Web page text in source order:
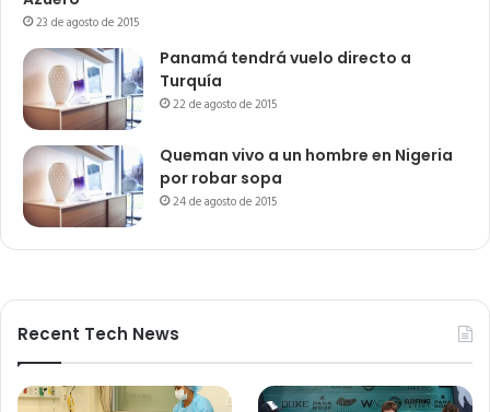
23 de agosto de 2015
Panamá tendrá vuelo directo a
Turquía
22 de agosto de 2015
Queman vivo a un hombre en Nigeria
por robar sopa
24 de agosto de 2015
Recent Tech News